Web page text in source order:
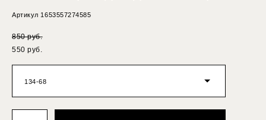
Артикул 1653557274585
850 pуб.
550 pуб.
134-68